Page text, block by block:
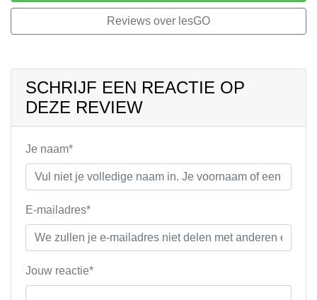
Reviews over lesGO
SCHRIJF EEN REACTIE OP
DEZE REVIEW
Je naam*
E-mailadres*
Jouw reactie*